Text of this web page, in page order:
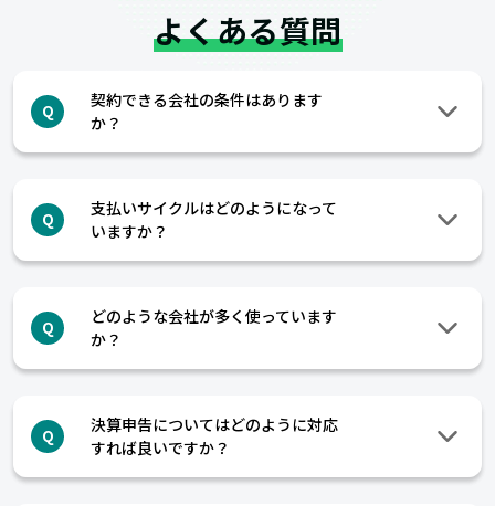
よくある質問
Q
契約できる会社の条件はあります
か？
Q
支払いサイクルはどのようになって
いますか？
Q
どのような会社が多く使っています
か？
Q
決算申告についてはどのように対応
すれば良いですか？